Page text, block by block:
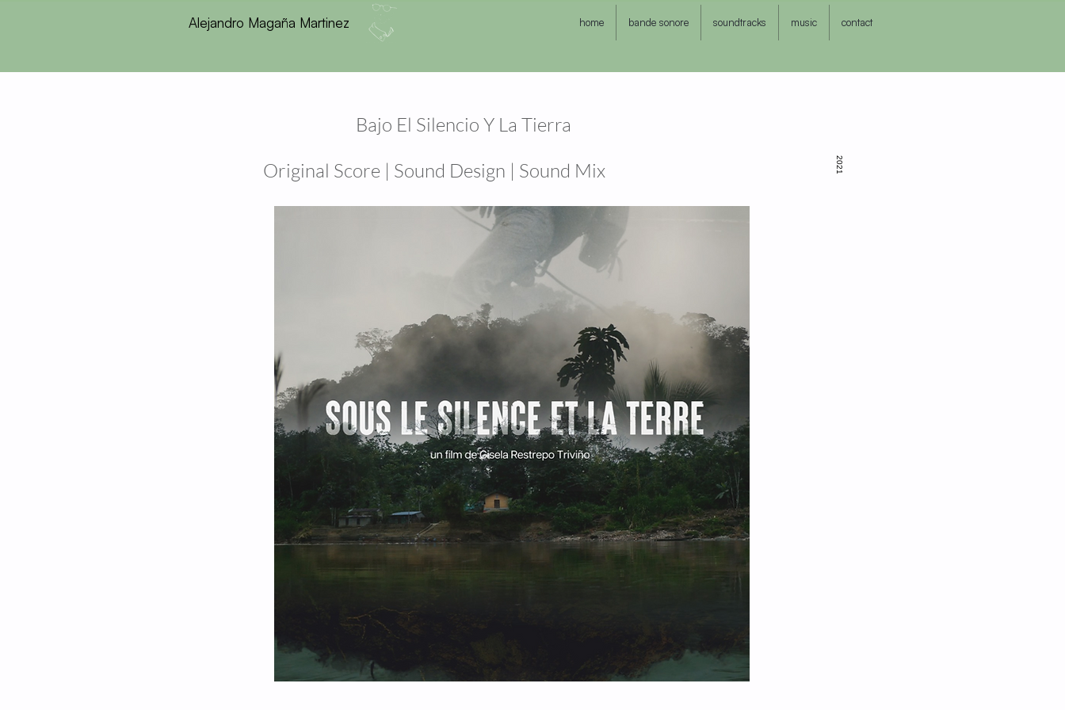
Alejandro Magaña Martinez home bande sonore soundtracks music contact
Bajo El Silencio Y La Tierra
Original Score | Sound Design | Sound Mix
2021